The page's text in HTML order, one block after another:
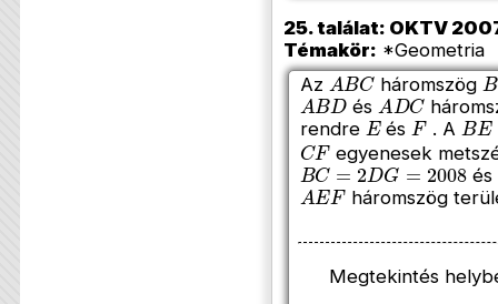
25. találat: OKTV
Témakör: *Geometria
Az ABCháromszög B
ABDés ADC
rendre EésF . ABE
CFegyenesek
BC=2DG=2008 és
AEF háromszög
Megtekintés